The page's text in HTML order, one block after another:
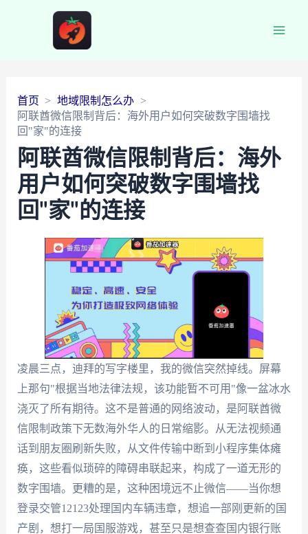
首页
地域限制怎么办
阿联酋微信限制背后：海外用户如何突破数字围墙找
回"家"的连接
阿联酋微信限制背后：海外
用户如何突破数字围墙找
回"家"的连接
凌晨三点，迪拜的写字楼里，我的微信突然掉线。屏幕
上那句"根据当地法律法规，该功能暂不可用"像一盆冰水
浇灭了所有期待。这不是普通的网络波动，是阿联酋微
信限制政策下无数海外华人的日常缩影。从无法视频通
话到朋友圈刷新失败，从文件传输中断到小程序集体瘫
痪，这些看似琐碎的障碍串联起来，构成了一道无形的
数字围墙。更糟的是，这种困境远不止微信——当你想
登录交管12123处理国内车辆违章，想追一部刚更新的国
产剧，想打一局国服游戏，甚至只是想查查国内银行账